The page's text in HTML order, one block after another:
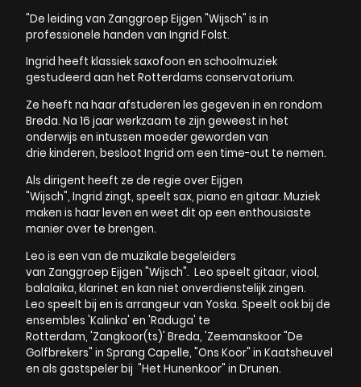
"De leiding van Zanggroep Eijgen "Wijsch" is in
professionele handen van Ingrid Folst.
Ingrid heeft klassiek saxofoon en schoolmuziek
gestudeerd aan het Rotterdams conservatorium.
Ze heeft na haar afstuderen les gegeven in en rondom
Breda. Na 16 jaar werkzaam te zijn geweest in het
onderwijs en intussen moeder geworden van
drie kinderen, besloot Ingrid om een time-out te nemen.
Als dirigent heeft ze de regie over Eijgen
"Wijsch", Ingrid zingt, speelt sax, piano en gitaar. Muziek
maken is haar leven en weet dit op een enthousiaste
manier over te brengen.
Leo is een van de muzikale begeleiders
van Zanggroep Eijgen "Wijsch". Leo speelt gitaar, viool,
balalaika, klarinet en kan niet onverdienstelijk zingen.
Leo speelt bij en is arrangeur van Yoska. Speelt ook bij de
ensembles 'Kalinka' en 'Raduga' te
Rotterdam, 'Zangkoor(ts)' Breda, 'Zeemanskoor "De
Golfbrekers" in Sprang Capelle, "Ons Koor" in Kaatsheuvel
en als gastspeler bij "Het Hunenkoor" in Drunen.